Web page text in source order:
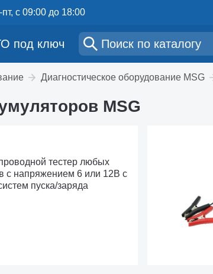
пт, с 09:00 до 18:00
под ключ
Диагностическое оборудование MSG
MSG
тестер любых
с напряжением 6 или 12В с
пуска/заряда